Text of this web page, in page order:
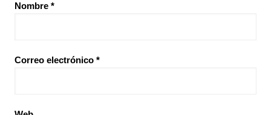
Nombre *
Correo electrónico *